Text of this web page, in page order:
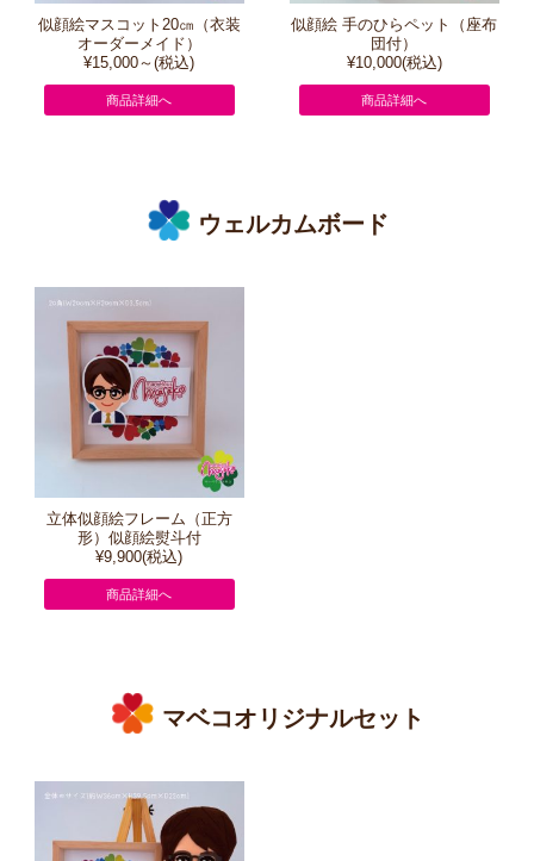
似顔絵マスコット20㎝（衣装
オーダーメイド）
¥15,000～(税込)
商品詳細へ
似顔絵 手のひらペット（座布
団付）
¥10,000(税込)
商品詳細へ
ウェルカムボード
立体似顔絵フレーム（正方
形）似顔絵熨斗付
¥9,900(税込)
商品詳細へ
マベコオリジナルセット